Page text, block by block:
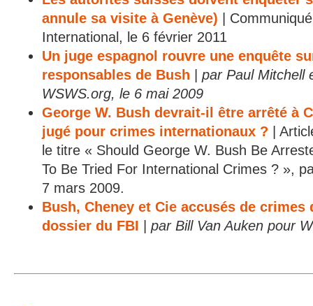
annule sa visite à Genève) |
International, le 6 février 2011
Un juge espagnol rouvre une enquête
responsables de Bush
par Paul Mitchell
WSWS.org, le 6 mai 2009
George W. Bush devrait-il être arrêté à
jugé pour crimes internationaux ? |
le titre « Should George W. Bush Be
To Be Tried For International Crimes ? »,
7 mars 2009.
Bush, Cheney et Cie accusés de crimes
dossier du FBI
par Bill Van Auken pour